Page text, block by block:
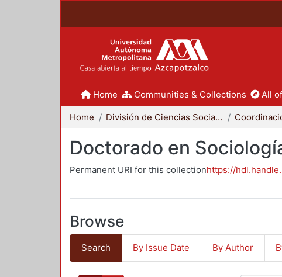
Home Communities & Collections All
Home División de Ciencias Sociales y Humanidades
Doctorado en
Permanent URI for this collectionhttps://
Browse
Search By Issue Date By Author